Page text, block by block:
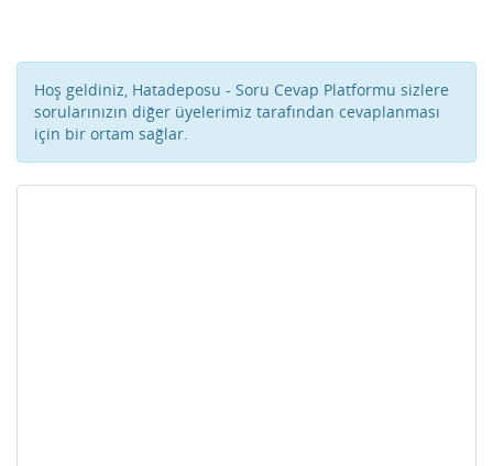
Hoş geldiniz, Hatadeposu - Soru Cevap Platformu sizlere
sorularınızın diğer üyelerimiz tarafından cevaplanması
için bir ortam sağlar.